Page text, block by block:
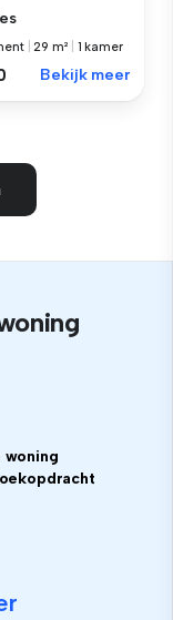
|29 m² 1 kamer
Bekijk meer
woning